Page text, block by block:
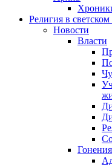
Религия в
Новости
Власти
Гонения